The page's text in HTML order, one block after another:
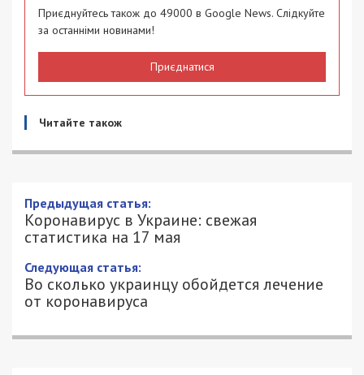
Приєднуйтесь також до 49000 в Google News. Слідкуйте
за останніми новинами!
Приєднатися
Читайте також
Предыдущая статья:
Коронавирус в Украине: свежая
статистика на 17 мая
Следующая статья:
Во сколько украинцу обойдется лечение
от коронавируса